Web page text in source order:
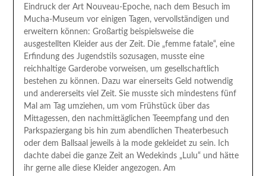
Eindruck der Art Nouveau-Epoche, nach dem Besuch im
Mucha-Museum vor einigen Tagen, vervollständigen und
erweitern können: Großartig beispielsweise die
ausgestellten Kleider aus der Zeit. Die „femme fatale“, eine
Erfindung des Jugendstils sozusagen, musste eine
reichhaltige Garderobe vorweisen, um gesellschaftlich
bestehen zu können. Dazu war einerseits Geld notwendig
und andererseits viel Zeit. Sie musste sich mindestens fünf
Mal am Tag umziehen, um vom Frühstück über das
Mittagessen, den nachmittäglichen Teeempfang und den
Parkspaziergang bis hin zum abendlichen Theaterbesuch
oder dem Ballsaal jeweils à la mode gekleidet zu sein. Ich
dachte dabei die ganze Zeit an Wedekinds „Lulu“ und hätte
ihr gerne alle diese Kleider angezogen. Am